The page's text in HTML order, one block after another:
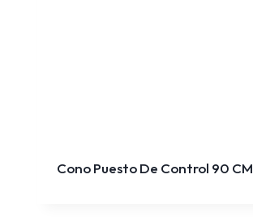
Cono Puesto De Control 90 CM